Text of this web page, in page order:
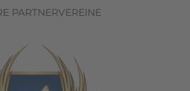
PARTNERVEREINE